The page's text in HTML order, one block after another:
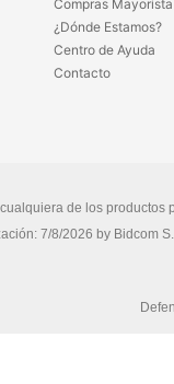
Compras Mayorista
¿Dónde Estamos?
Centro de Ayuda
Contacto
de los productos
7/8/2026 by Bidcom